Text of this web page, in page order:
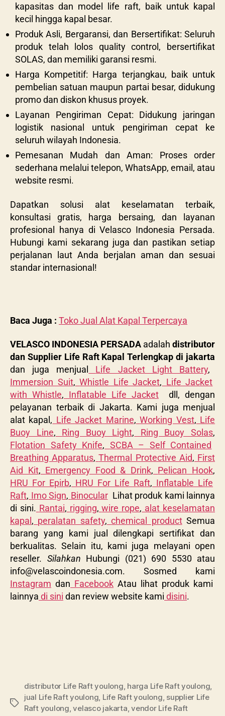
kapasitas dan model life raft, baik untuk kapal
kecil hingga kapal besar.
Produk Asli, Bergaransi, dan Bersertifikat: Seluruh
produk telah lolos quality control, bersertifikat
SOLAS, dan memiliki garansi resmi.
Harga Kompetitif: Harga terjangkau, baik untuk
pembelian satuan maupun partai besar, didukung
promo dan diskon khusus proyek.
Layanan Pengiriman Cepat: Didukung jaringan
logistik nasional untuk pengiriman cepat ke
seluruh wilayah Indonesia.
Pemesanan Mudah dan Aman: Proses order
sederhana melalui telepon, WhatsApp, email, atau
website resmi.
Dapatkan solusi alat keselamatan terbaik,
konsultasi gratis, harga bersaing, dan layanan
profesional hanya di Velasco Indonesia Persada.
Hubungi kami sekarang juga dan pastikan setiap
perjalanan laut Anda berjalan aman dan sesuai
standar internasional!
Baca Juga : Toko Jual Alat Kapal Terpercaya
VELASCO INDONESIA PERSADA adalah distributor
dan Supplier Life Raft Kapal Terlengkap di jakarta
dan juga menjual
Life Jacket Light Battery,
Immersion Suit, Whistle Life Jacket, Life Jacket
with Whistle, Inflatable Life Jacket dll, dengan
pelayanan terbaik di Jakarta. Kami juga menjual
alat kapal, Life Jacket Marine, Working Vest, Life
Buoy Line, Ring Buoy Light, Ring Buoy Solas,
Flotation Safety Knife, SCBA – Self Contained
Breathing Apparatus, Thermal Protective Aid, First
Aid Kit, Emergency Food & Drink, Pelican Hook,
HRU For Epirb, HRU For Life Raft, Inflatable Life
Raft, Imo Sign, BinocularLihat produk kami lainnya
di sini. Rantai, rigging, wire rope, alat keselamatan
kapal , peralatan safety, chemical productSemua
barang yang kami jual dilengkapi sertifikat dan
berkualitas. Selain itu, kami juga melayani open
reseller. Silahkan Hubungi (021) 690 5530 atau
info@velascoindonesia.com. Sosmed kami
Instagram dan Facebook Atau lihat produk kami
lainnya di sini dan review website kami disini.
distributor Life Raft youlong harga Life Raft youlong
jual Life Raft youlong Life Raft youlong supplier Life
Raft youlong ,velasco jakarta ,vendor Life Raft